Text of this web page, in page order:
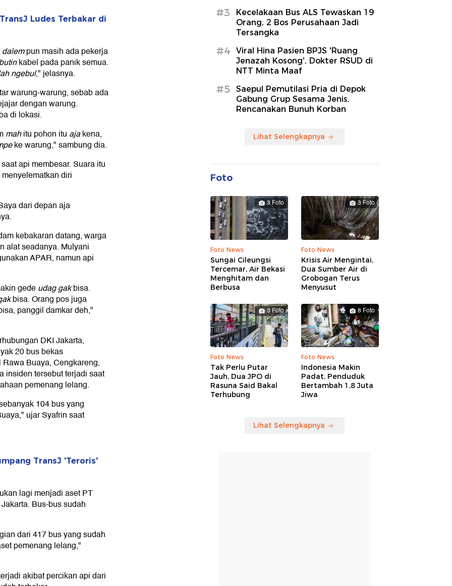
Ludes Terbakar di
dalempun masih ada pekerja
kabel pada panik semua.
ngebul," jelasnya.
warung-warung, sebab ada
dengan warung.
di lokasi.
mahitu pohon itu ajakena,
ke warung," sambung dia.
api membesar. Suara itu
diri
dari depan aja
kebakaran datang, warga
alat seadanya. Mulyani
APAR, namun api
gedeudag gakbisa.
bisa. Orang pos juga
panggil damkar deh,"
DKI Jakarta,
20 bus bekas
Buaya, Cengkareng,
insiden tersebut terjadi saat
pemenang lelang.
104 bus yang
ujar Syafrin saat
TransJ 'Teroris'
lagi menjadi aset PT
Bus-bus sudah
dari 417 bus yang sudah
pemenang lelang,"
akibat percikan api dari
#3
Kecelakaan Bus ALS Tewaskan 19
Orang, 2 Bos Perusahaan Jadi
Tersangka
#4
Viral Hina Pasien BPJS 'Ruang
Jenazah Kosong', Dokter RSUD di
NTT Minta Maaf
#5
Saepul Pemutilasi Pria di Depok
Gabung Grup Sesama Jenis,
Rencanakan Bunuh Korban
Lihat Selengkapnya
Foto
3 Foto
Foto News
Sungai Cileungsi
Tercemar, Air Bekasi
Menghitam dan
Berbusa
3 Foto
Foto News
Krisis Air Mengintai,
Dua Sumber Air di
Grobogan Terus
Menyusut
3 Foto
Foto News
Tak Perlu Putar
Jauh, Dua JPO di
Rasuna Said Bakal
Terhubung
8 Foto
Foto News
Indonesia Makin
Padat, Penduduk
Bertambah 1,8 Juta
Jiwa
Lihat Selengkapnya